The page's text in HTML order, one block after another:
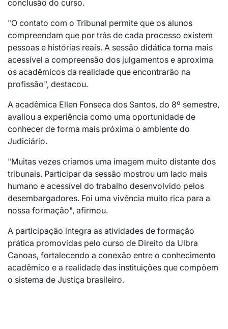
conclusão do curso.
"O contato com o Tribunal permite que os alunos
compreendam que por trás de cada processo existem
pessoas e histórias reais. A sessão didática torna mais
acessível a compreensão dos julgamentos e aproxima
os acadêmicos da realidade que encontrarão na
profissão", destacou.
A acadêmica Ellen Fonseca dos Santos, do 8º semestre,
avaliou a experiência como uma oportunidade de
conhecer de forma mais próxima o ambiente do
Judiciário.
"Muitas vezes criamos uma imagem muito distante dos
tribunais. Participar da sessão mostrou um lado mais
humano e acessível do trabalho desenvolvido pelos
desembargadores. Foi uma vivência muito rica para a
nossa formação", afirmou.
A participação integra as atividades de formação
prática promovidas pelo curso de Direito da Ulbra
Canoas, fortalecendo a conexão entre o conhecimento
acadêmico e a realidade das instituições que compõem
o sistema de Justiça brasileiro.